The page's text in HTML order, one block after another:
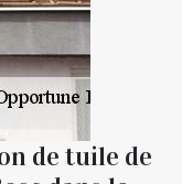
de tuile de